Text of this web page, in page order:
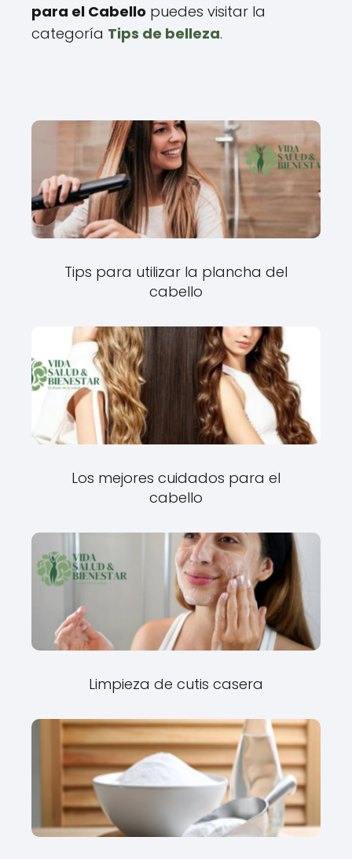
para el Cabello puedes visitar la
categoría Tips de belleza.
Tips para utilizar la plancha del
cabello
Los mejores cuidados para el
cabello
Limpieza de cutis casera